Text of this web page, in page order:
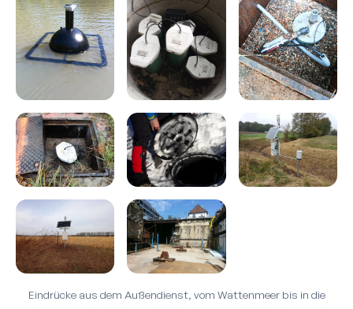
Eindrücke aus dem Außendienst, vom Wattenmeer bis in die